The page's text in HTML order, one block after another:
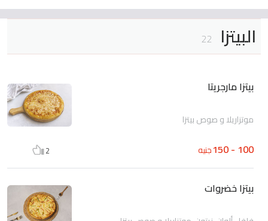
البيتزا 22
بيتزا مارجريتا
موتزاريلا و صوص بيتزا
100 - 150 جنيه 2
بيتزا خضروات